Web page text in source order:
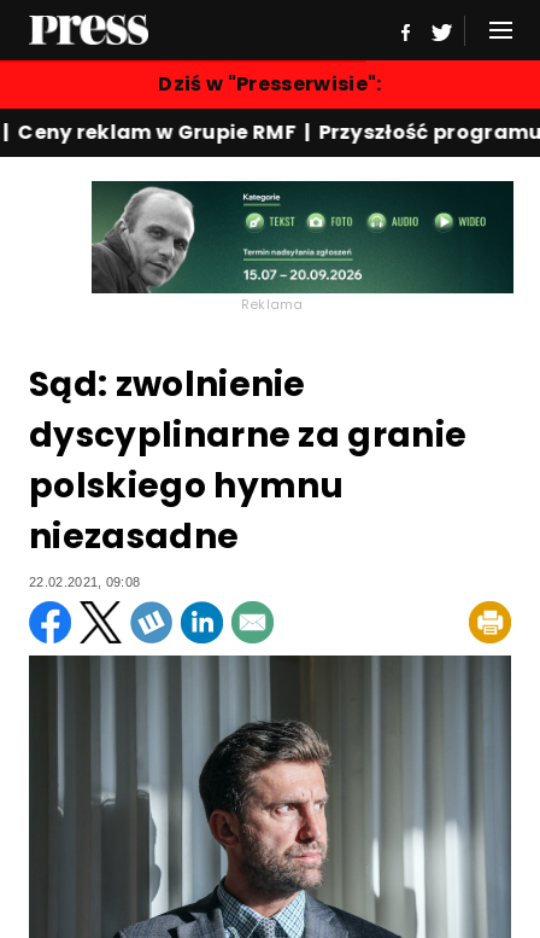
Dziś w "Presserwisie":
w Grupie RMF | Przyszłość programu
Reklama
Sąd: zwolnienie
dyscyplinarne za granie
polskiego hymnu
niezasadne
22.02.2021, 09:08